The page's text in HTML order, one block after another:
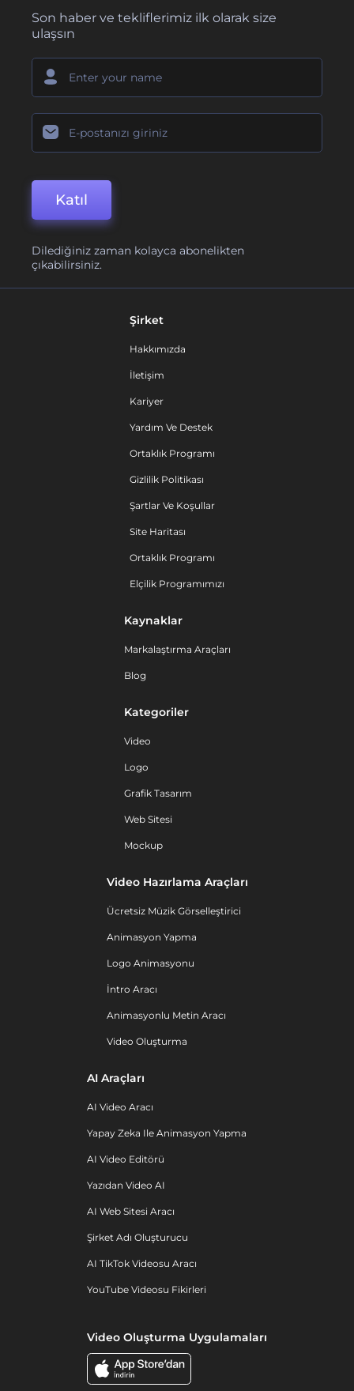
Son haber ve tekliflerimiz ilk olarak size
ulaşsın
Katıl
Dilediğiniz zaman kolayca abonelikten
çıkabilirsiniz.
Şirket
Hakkımızda
İletişim
Kariyer
Yardım Ve Destek
Ortaklık Programı
Gizlilik Politikası
Şartlar Ve Koşullar
Site Haritası
Ortaklık Programı
Elçilik Programımızı
Kaynaklar
Markalaştırma Araçları
Blog
Kategoriler
Video
Logo
Grafik Tasarım
Web Sitesi
Mockup
Video Hazırlama Araçları
Ücretsiz Müzik Görselleştirici
Animasyon Yapma
Logo Animasyonu
İntro Aracı
Animasyonlu Metin Aracı
Video Oluşturma
AI Araçları
AI Video Aracı
Yapay Zeka Ile Animasyon Yapma
AI Video Editörü
Yazıdan Video AI
AI Web Sitesi Aracı
Şirket Adı Oluşturucu
AI TikTok Videosu Aracı
YouTube Videosu Fikirleri
Video Oluşturma Uygulamaları